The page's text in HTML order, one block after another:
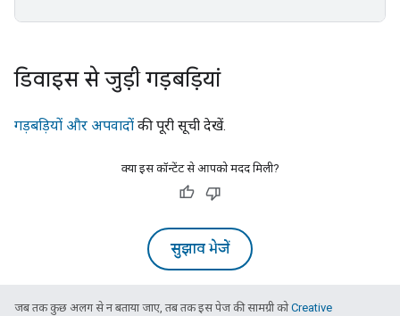
डिवाइस से जुड़ी गड़बड़ियां
गड़बड़ियों और अपवादों की पूरी सूची देखें.
क्या इस कॉन्टेंट से आपको मदद मिली?
सुझाव भेजें
जब तक कुछ अलग से न बताया जाए, तब तक इस पेज की सामग्री कोCreative